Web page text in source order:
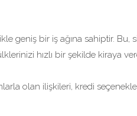
geniş bir iş ağına sahiptir. Bu,
hızlı bir şekilde kiraya
olan ilişkileri, kredi